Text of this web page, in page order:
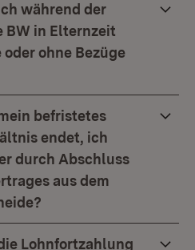
während der
BW in Elternzeit
ohne Bezüge
befristetes
endet, ich
durch Abschluss
aus dem
Lohnfortzahlung